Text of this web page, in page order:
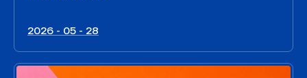
2026 - 05 - 28